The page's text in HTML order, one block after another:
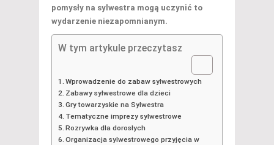
pomysły na sylwestra mogą uczynić to
wydarzenie niezapomnianym.
W tym artykule przeczytasz
Wprowadzenie do zabaw sylwestrowych
Zabawy sylwestrowe dla dzieci
Gry towarzyskie na Sylwestra
Tematyczne imprezy sylwestrowe
Rozrywka dla dorosłych
Organizacja sylwestrowego przyjęcia w